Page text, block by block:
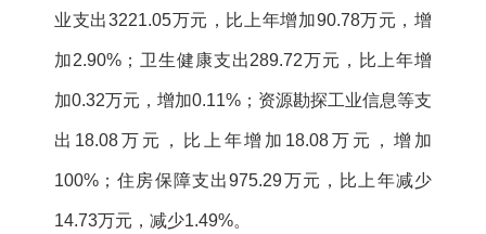
业支出3221.05万元，比上年增加90.78万元，增
加2.90%；卫生健康支出289.72万元，比上年增
加0.32万元，增加0.11% ；资源勘探工业信息等支
出18.08万元，比上年增加18.08万元，增加
100%；住房保障支出975.29万元，比上年减少
14.73万元，减少1.49%。